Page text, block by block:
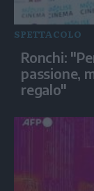
SPETTACOLO
Ronchi:
passione,
regalo"